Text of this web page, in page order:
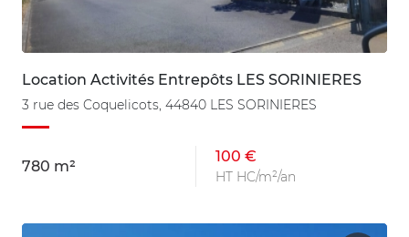
Location Activités Entrepôts LES SORINIERES
3 rue des Coquelicots, 44840 LES SORINIERES
780 m²
100 €
HT HC/m²/an